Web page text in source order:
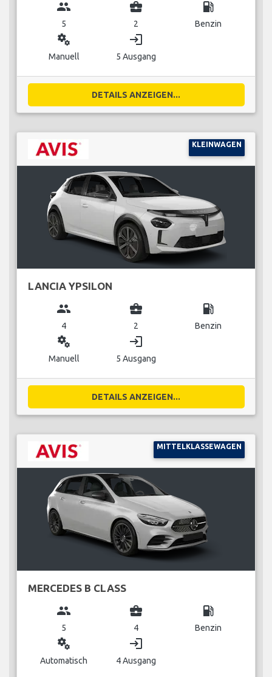
group
5
business_center
2
local_gas_station
Benzin
miscellaneous_services
Manuell
login
5 Ausgang
DETAILS ANZEIGEN...
KLEINWAGEN
LANCIA YPSILON
group
4
business_center
2
local_gas_station
Benzin
miscellaneous_services
Manuell
login
5 Ausgang
DETAILS ANZEIGEN...
MITTELKLASSEWAGEN
MERCEDES B CLASS
group
5
business_center
4
local_gas_station
Benzin
miscellaneous_services
Automatisch
login
4 Ausgang